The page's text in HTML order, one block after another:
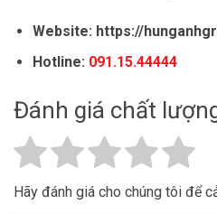
Website: https://
Hotline: 091.15.44444
Đánh giá chất
Hãy đánh giá cho chúng tôi để